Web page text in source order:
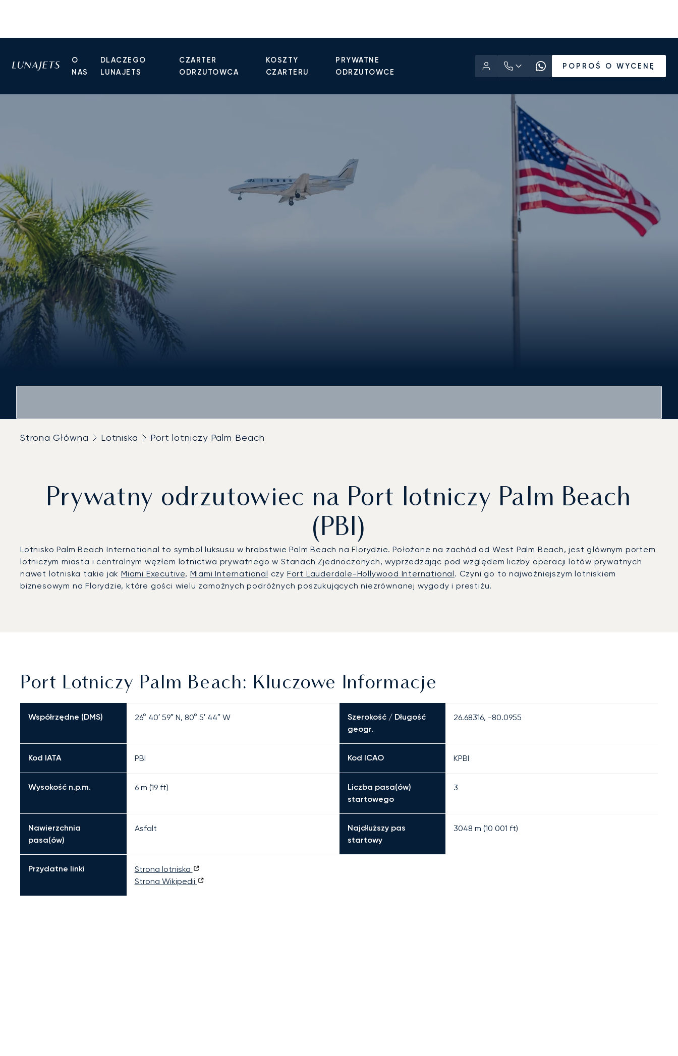
O
NAS
DLACZEGO
LUNAJETS
CZARTER
ODRZUTOWCA
KOSZTY
CZARTERU
PRYWATNE
ODRZUTOWCE
POPROŚ O WYCENĘ
Strona Główna Lotniska Port lotniczy Palm Beach
Prywatny odrzutowiec na Port lotniczy Palm Beach
(PBI)
Lotnisko Palm Beach International to symbol luksusu w hrabstwie Palm Beach na Florydzie. Położone na zachód od West Palm Beach, jest głównym portem
lotniczym miasta i centralnym węzłem lotnictwa prywatnego w Stanach Zjednoczonych, wyprzedzając pod względem liczby operacji lotów prywatnych
nawet lotniska takie jakMiami Executive, Miami International czy Fort Lauderdale-Hollywood International. Czyni go to najważniejszym lotniskiem
biznesowym na Florydzie, które gości wielu zamożnych podróżnych poszukujących niezrównanej wygody i prestiżu.
Port Lotniczy Palm Beach: Kluczowe Informacje
Współrzędne (DMS) 26° 40′ 59″ N, 80° 5′ 44″ W
Szerokość / Długość
geogr.
26.68316, -80.0955
Kod IATA PBI Kod ICAO KPBI
Wysokość n.p.m. 6 m (19 ft)
Liczba pasa(ów)
startowego
3
Nawierzchnia
pasa(ów)
Asfalt
Najdłuższy pas
startowy
3048 m (10 001 ft)
Przydatne linki
Strona lotniska
Strona Wikipedii